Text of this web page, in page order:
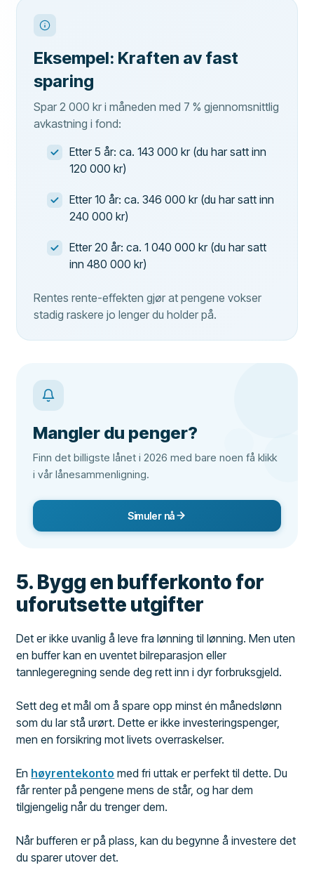
Eksempel: Kraften av fast
sparing
Spar 2 000 kr i måneden med 7 % gjennomsnittlig
avkastning i fond:
Etter 5 år: ca. 143 000 kr (du har satt inn
120 000 kr)
Etter 10 år: ca. 346 000 kr (du har satt inn
240 000 kr)
Etter 20 år: ca. 1 040 000 kr (du har satt
inn 480 000 kr)
Rentes rente-effekten gjør at pengene vokser
stadig raskere jo lenger du holder på.
Mangler du penger?
Finn det billigste lånet i 2026 med bare noen få klikk
i vår lånesammenligning.
Simuler nå
5. Bygg en bufferkonto for
uforutsette utgifter
Det er ikke uvanlig å leve fra lønning til lønning. Men uten
en buffer kan en uventet bilreparasjon eller
tannlegeregning sende deg rett inn i dyr forbruksgjeld.
Sett deg et mål om å spare opp minst én månedslønn
som du lar stå urørt. Dette er ikke investeringspenger,
men en forsikring mot livets overraskelser.
En høyrentekonto med fri uttak er perfekt til dette. Du
får renter på pengene mens de står, og har dem
tilgjengelig når du trenger dem.
Når bufferen er på plass, kan du begynne å investere det
du sparer utover det.